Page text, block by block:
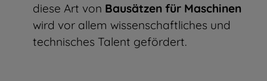
diese Art von Bausätzen für Maschinen
wird vor allem wissenschaftliches und
technisches Talent gefördert.